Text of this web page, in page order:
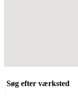
Søg efter værksted